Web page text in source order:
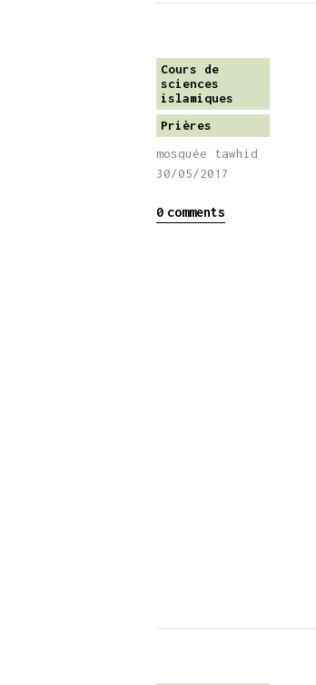
Cours de
sciences
islamiques
Prières
mosquée tawhid
30/05/2017
0 comments